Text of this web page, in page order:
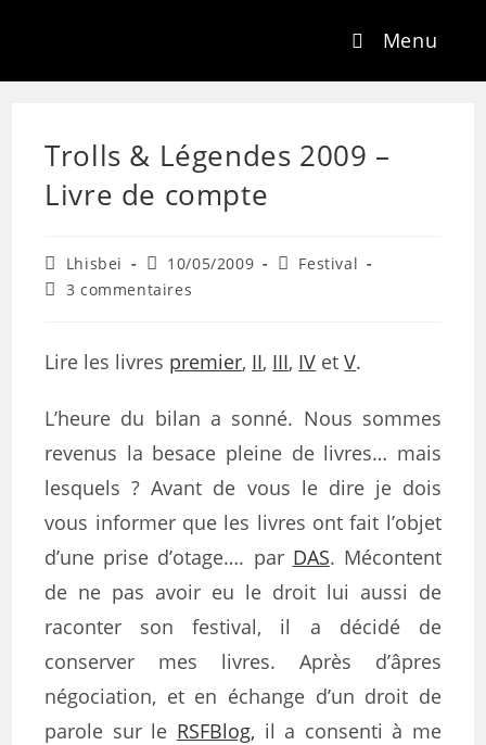
Menu
Trolls & Légendes 2009 –
Livre de compte
Lhisbei 10/05/2009
Festival
3 commentaires
Lire les livres premier, II, III, IV etV.
L’heure du bilan a sonné. Nous sommes
revenus la besace pleine de livres… mais
lesquels ? Avant de vous le dire je dois
vous informer que les livres ont fait l’objet
d’une prise d’otage…. par DAS. Mécontent
de ne pas avoir eu le droit lui aussi de
raconter son festival, il a décidé de
conserver mes livres. Après d’âpres
négociation, et en échange d’un droit de
parole sur le RSFBlog, il a consenti à me